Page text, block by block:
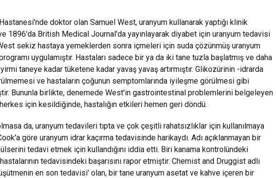
doktor olan Samuel West, uranyum kullanarak yaptığı klinik
1896'da British Medical Journal'da yayınlayarak diyabet için uranyum tedavisi
sekiz hastaya yemeklerden sonra içmeleri için suda çözünmüş uranyum
uygulamıştır. Hastaları sadece bir ya da iki tane tuzla başlatmış ve daha
taneye kadar tüketene kadar yavaş yavaş artırmıştır. Glikozürinin -idrarda
ve hastaların çoğunun semptomlarında iyileşme görülmesi gibi
Bununla birlikte, denemede West'in gastrointestinal problemlerini belgeleyen
için kesildiğinde, hastalığın etkileri hemen geri döndü.
da, uranyum tedavileri tıpta ve çok çeşitli rahatsızlıklar için kullanılmaya
göre uranyum idrar kaçırma tedavisinde harikaydı. Adı açıklanmayan bir
tedavi etmek için kullandığını iddia etti. Biri kanama kontrolündeki
tedavisindeki başarısını rapor etmiştir. Chemist and Druggist adlı
en son tedavisi' olan, bir tane uranyum asetat ve kahve içeren bir